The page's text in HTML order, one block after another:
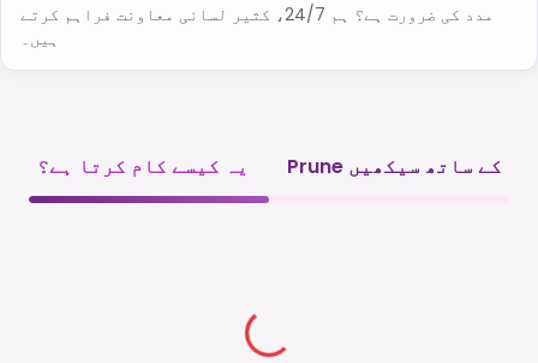
مدد کی ضرورت ہے؟ ہم 24/7، کثیر لسانی معاونت فراہم کرتے
ہیں۔
یہ کیسے کام کرتا ہے؟ Prune کے ساتھ سیکھیں